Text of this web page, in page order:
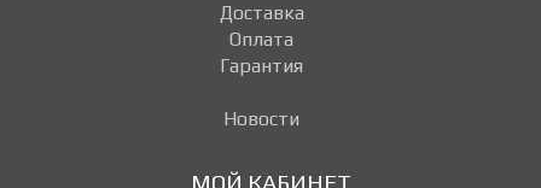
Доставка
Оплата
Гарантия
Новости
МОЙ КАБИНЕТ